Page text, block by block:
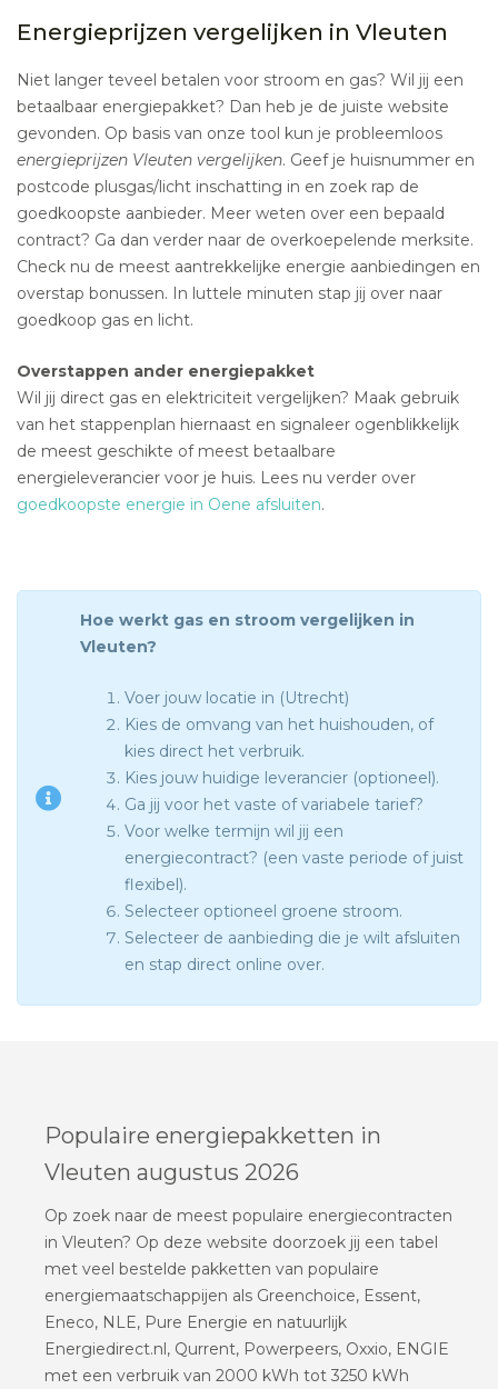
Energieprijzen vergelijken in Vleuten
Niet langer teveel betalen voor stroom en gas? Wil jij een
betaalbaar energiepakket? Dan heb je de juiste website
gevonden. Op basis van onze tool kun je probleemloos
energieprijzen Vleuten vergelijken. Geef je huisnummer en
postcode plusgas/licht inschatting in en zoek rap de
goedkoopste aanbieder. Meer weten over een bepaald
contract? Ga dan verder naar de overkoepelende merksite.
Check nu de meest aantrekkelijke energie aanbiedingen en
overstap bonussen. In luttele minuten stap jij over naar
goedkoop gas en licht.
Overstappen ander energiepakket
Wil jij direct gas en elektriciteit vergelijken? Maak gebruik
van het stappenplan hiernaast en signaleer ogenblikkelijk
de meest geschikte of meest betaalbare
energieleverancier voor je huis. Lees nu verder over
goedkoopste energie in Oene afsluiten.
Hoe werkt gas en stroom vergelijken in
Vleuten?
Voer jouw locatie in (Utrecht)
Kies de omvang van het huishouden, of
kies direct het verbruik.
Kies jouw huidige leverancier (optioneel).
Ga jij voor het vaste of variabele tarief?
Voor welke termijn wil jij een
energiecontract? (een vaste periode of juist
flexibel).
Selecteer optioneel groene stroom.
Selecteer de aanbieding die je wilt afsluiten
en stap direct online over.
Populaire energiepakketten in
Vleuten augustus 2026
Op zoek naar de meest populaire energiecontracten
in Vleuten? Op deze website doorzoek jij een tabel
met veel bestelde pakketten van populaire
energiemaatschappijen als Greenchoice, Essent,
Eneco, NLE, Pure Energie en natuurlijk
Energiedirect.nl, Qurrent, Powerpeers, Oxxio, ENGIE
met een verbruik van 2000 kWh tot 3250 kWh